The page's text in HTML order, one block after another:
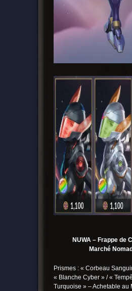
NUWA – Frappe de
Marché
Prismes : « Corbeau
« Blanche Cyber » / «
Turquoise » – Achetable au